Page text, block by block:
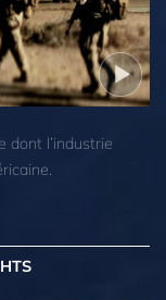
dont l’industrie